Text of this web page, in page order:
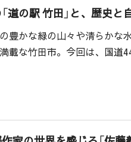
道の駅 竹田」と、歴史と
豊かな緑の山々や清らかな
載な竹田市。今回は、国道